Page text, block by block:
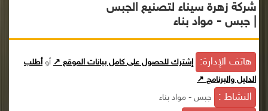
شركة زهرة سيناء لتصنيع الجبس
| جبس - مواد بناء
هاتف الإدارة: إشترك للحصول على كامل بيانات الموقع ↗ أوأطلب
الدليل والبرنامج ↗
النشاط : جبس - مواد بناء